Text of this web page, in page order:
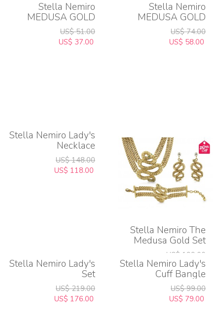
Stella Nemiro
MEDUSA GOLD
BRACELET
US$ 74.00
US$ 58.00
Stella Nemiro
MEDUSA GOLD
EARRINGS
US$ 51.00
US$ 37.00
Stella Nemiro The
Medusa Gold Set
US$ 199.00
US$ 160.00
Stella Nemiro Lady's
Necklace
US$ 148.00
US$ 118.00
Stella Nemiro Lady's
Cuff Bangle
US$ 99.00
US$ 79.00
Stella Nemiro Lady's
Set
US$ 219.00
US$ 176.00